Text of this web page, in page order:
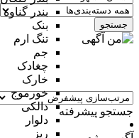
بندر گناوه
بنک
تنگ ارم
جم
چغادک
خارک
خورموج
دالکی
دلوار
ریز
جستجو
جستجو پیشرفته